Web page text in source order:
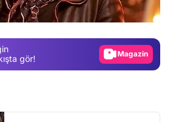
gör!
Gündem
Video